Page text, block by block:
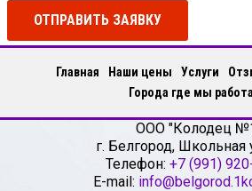
ОТПРАВИТЬ ЗАЯВКУ
Главная Наши цены Услуги
Города где мы
ООО "Колодец
г. Белгород, Школьная
Телефон: +7 (991)
E-mail: